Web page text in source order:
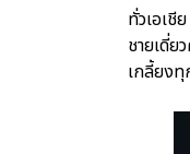
ทั่วเอเชี
ชายเดี่
เกลี้ยง